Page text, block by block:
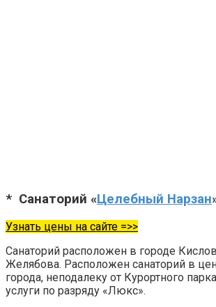
* Санаторий «Целебный Нарзан
Узнать цены на сайте =>>
Санаторий расположен в городе
Желябова. Расположен санаторий в
города, неподалеку от Курортного
услуги по разряду «Люкс».